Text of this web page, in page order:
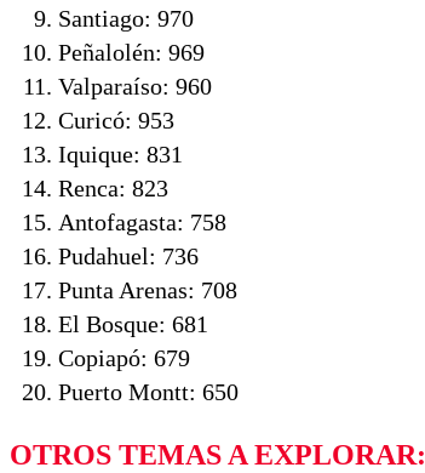
Santiago: 970
Peñalolén: 969
Valparaíso: 960
Curicó: 953
Iquique: 831
Renca: 823
Antofagasta: 758
Pudahuel: 736
Punta Arenas: 708
El Bosque: 681
Copiapó: 679
Puerto Montt: 650
OTROS TEMAS A EXPLORAR: